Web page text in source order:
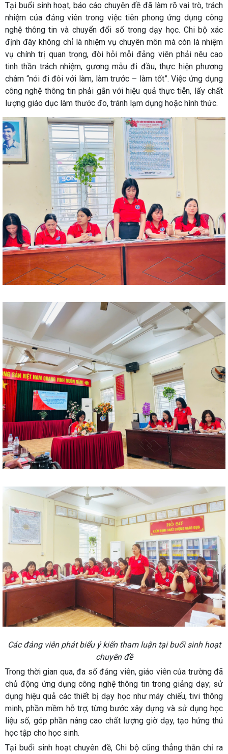
Tại buổi sinh hoạt, báo cáo chuyên đề đã làm rõ vai trò, trách
nhiệm của đảng viên trong việc tiên phong ứng dụng công
nghệ thông tin và chuyển đổi số trong dạy học. Chi bộ xác
định đây không chỉ là nhiệm vụ chuyên môn mà còn là nhiệm
vụ chính trị quan trọng, đòi hỏi mỗi đảng viên phải nêu cao
tinh thần trách nhiệm, gương mẫu đi đầu, thực hiện phương
châm “nói đi đôi với làm, làm trước – làm tốt”. Việc ứng dụng
công nghệ thông tin phải gắn với hiệu quả thực tiễn, lấy chất
lượng giáo dục làm thước đo, tránh lạm dụng hoặc hình thức.
Các đảng viên phát biểu ý kiến tham luận tại buổi sinh hoạt
chuyên đề
Trong thời gian qua, đa số đảng viên, giáo viên của trường đã
chủ động ứng dụng công nghệ thông tin trong giảng dạy; sử
dụng hiệu quả các thiết bị dạy học như máy chiếu, tivi thông
minh, phần mềm hỗ trợ; từng bước xây dựng và sử dụng học
liệu số, góp phần nâng cao chất lượng giờ dạy, tạo hứng thú
học tập cho học sinh.
Tại buổi sinh hoạt chuyên đề, Chi bộ cũng thẳng thắn chỉ ra